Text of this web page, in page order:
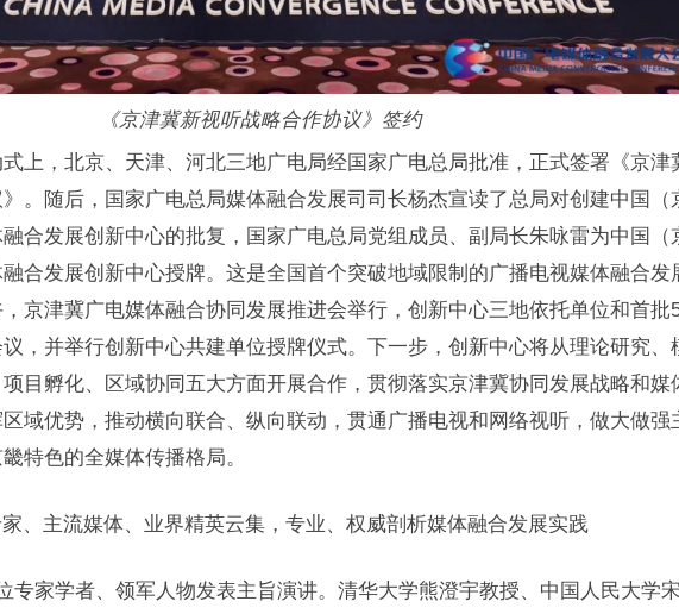
《京津冀新视听战略合作协议》签约
上，北京、天津、河北三地广电局经国家广电总局批准，正式签署《京津
。随后，国家广电总局媒体融合发展司司长杨杰宣读了总局对创建中国（
合发展创新中心的批复，国家广电总局党组成员、副局长朱咏雷为中国（
合发展创新中心授牌。这是全国首个突破地域限制的广播电视媒体融合发
京津冀广电媒体融合协同发展推进会举行，创新中心三地依托单位和首批
，并举行创新中心共建单位授牌仪式。下一步，创新中心将从理论研究、
目孵化、区域协同五大方面开展合作，贯彻落实京津冀协同发展战略和媒
域优势，推动横向联合、纵向联动，贯通广播电视和网络视听，做大做强
特色的全媒体传播格局。
、主流媒体、业界精英云集，专业、权威剖析媒体融合发展实践
专家学者、领军人物发表主旨演讲。清华大学熊澄宇教授、中国人民大学宋